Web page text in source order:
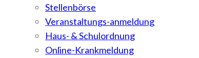
Stellenbörse
Veranstaltungs-anmeldung
Haus- & Schulordnung
Online-Krankmeldung